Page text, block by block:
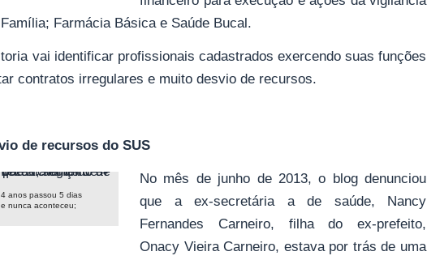
Farmácia Básica e Saúde Bucal.
vai identificar profissionais cadastrados exercendo suas funções
contratos irregulares e muito desvio de recursos.
de recursos do SUS
anos passou 5 dias
nunca aconteceu;
No mês de junho de 2013, o blog denunciou
que a ex-secretária a de saúde, Nancy
Fernandes Carneiro, filha do ex-prefeito,
Onacy Vieira Carneiro, estava por trás de uma